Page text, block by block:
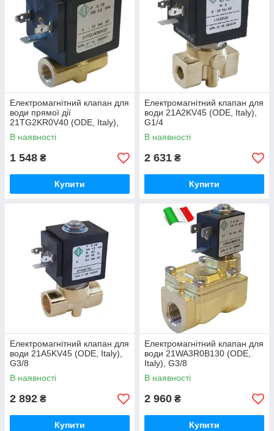
Електромагнітний клапан для
води прямої дії
21TG2KR0V40 (ODE, Italy),
G1/4
В наявності
1 548 ₴
Купити
Електромагнітний клапан для
води 21A2KV45 (ODE, Italy),
G1/4
В наявності
2 631 ₴
Купити
Електромагнітний клапан для
води 21A5KV45 (ODE, Italy),
G3/8
В наявності
2 892 ₴
Купити
Електромагнітний клапан для
води 21WA3R0B130 (ODE,
Italy), G3/8
В наявності
2 960 ₴
Купити